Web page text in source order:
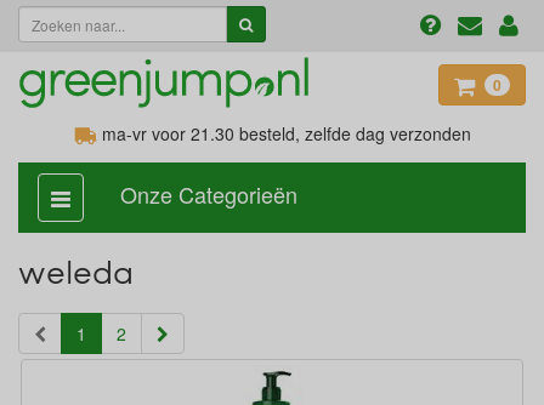
0
ma-vr voor 21.30 besteld, zelfde dag verzonden
categorie
aan,
Onze Categorieën
weleda
1 (current)
2